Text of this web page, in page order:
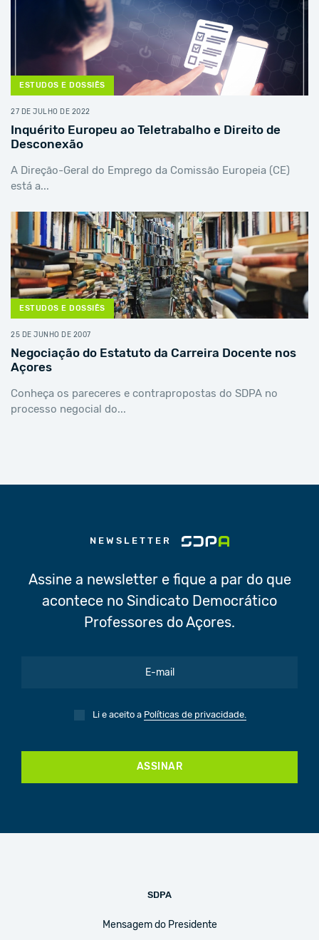
ESTUDOS E DOSSIÊS
27 DE JULHO DE 2022
Inquérito Europeu ao Teletrabalho e Direito de
Desconexão
A Direção-Geral do Emprego da Comissão Europeia (CE)
está a...
ESTUDOS E DOSSIÊS
25 DE JUNHO DE 2007
Negociação do Estatuto da Carreira Docente nos
Açores
Conheça os pareceres e contrapropostas do SDPA no
processo negocial do...
NEWSLETTER
Assine a newsletter e fique a par do que
acontece no Sindicato Democrático
Professores do Açores.
Li e aceito a Políticas de privacidade.
ASSINAR
SDPA
Mensagem do Presidente